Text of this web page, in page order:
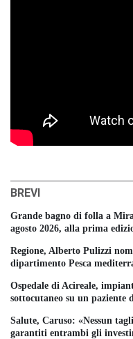
BREVI
Grande bagno di folla a
agosto 2026, alla prima
Regione, Alberto Pulizzi
dipartimento Pesca
Ospedale di Acireale,
sottocutaneo su un paziente
Salute, Caruso: «Nessun
garantiti entrambi gli